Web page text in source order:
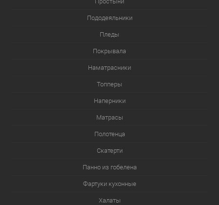
Пододеяльники
Пледы
Покрывала
Наматрасники
Топперы
Наперники
Матрасы
Полотенца
Скатерти
Панно из гобелена
Фартуки кухонные
Халаты